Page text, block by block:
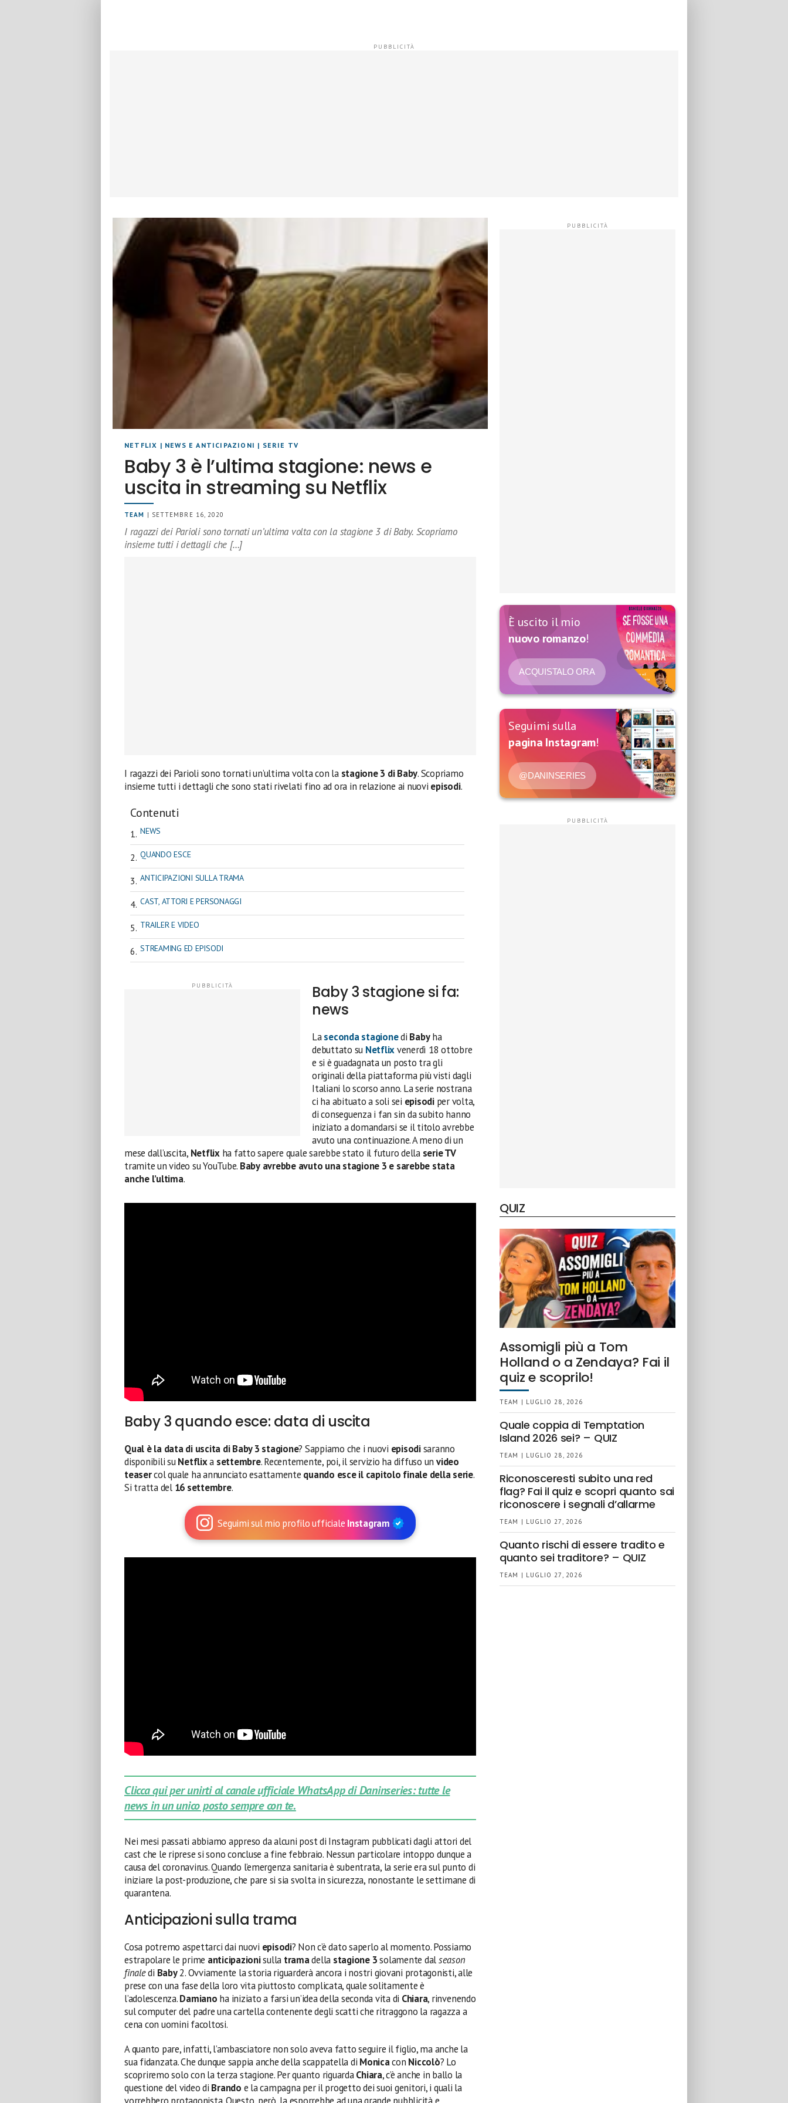
NETFLIX | NEWS E ANTICIPAZIONI | SERIE TV
Baby 3 è l’ultima stagione: news e
uscita in streaming su Netflix
TEAM | SETTEMBRE 16, 2020
I ragazzi dei Parioli sono tornati un’ultima volta con la stagione 3 di Baby. Scopriamo
insieme tutti i dettagli che […]
I ragazzi dei Parioli sono tornati un’ultima volta con la stagione 3 di Baby. Scopriamo
insieme tutti i dettagli che sono stati rivelati fino ad ora in relazione ai nuovi episodi.
Contenuti
NEWS
QUANDO ESCE
ANTICIPAZIONI SULLA TRAMA
CAST, ATTORI E PERSONAGGI
TRAILER E VIDEO
STREAMING ED EPISODI
Baby 3 stagione si fa:
news
Laseconda stagionedi Babyha
debuttato su Netflixvenerdì 18 ottobre
e si è guadagnata un posto tra gli
originali della piattaforma più visti dagli
Italiani lo scorso anno. La serie nostrana
ci ha abituato a soli sei episodiper volta,
di conseguenza i fan sin da subito hanno
iniziato a domandarsi se il titolo avrebbe
avuto una continuazione. A meno di un
mese dall’uscita, Netflixha fatto sapere quale sarebbe stato il futuro della serie TV
tramite un video su YouTube. Baby avrebbe avuto una stagione 3 e sarebbe stata
anche l’ultima.
Baby 3 quando esce: data di uscita
Qual è la data di uscita di Baby 3 stagione? Sappiamo che i nuovi episodisaranno
disponibili suNetflixa settembre. Recentemente, poi, il servizio ha diffuso un video
teasercol quale ha annunciato esattamente quando esce il capitolo finale della serie.
Si tratta del 16 settembre.
Seguimi sul mio profilo ufficiale Instagram
Clicca qui per unirti al canale ufficiale WhatsApp di Daninseries: tutte le
news in un unico posto sempre con te.
Nei mesi passati abbiamo appreso da alcuni post di Instagram pubblicati dagli attori del
cast che le riprese si sono concluse a fine febbraio. Nessun particolare intoppo dunque a
causa del coronavirus. Quando l’emergenza sanitaria è subentrata, la serie era sul punto di
iniziare la post-produzione, che pare si sia svolta in sicurezza, nonostante le settimane di
quarantena.
Anticipazioni sulla trama
Cosa potremo aspettarci dai nuovi episodi? Non c’è dato saperlo al momento. Possiamo
estrapolare le prime anticipazionisulla tramadella stagione 3solamente dalseason
finaledi Baby2. Ovviamente la storia riguarderà ancora i nostri giovani protagonisti, alle
prese con una fase della loro vita piuttosto complicata, quale solitamente è
l’adolescenza.Damiano ha iniziato a farsi un’idea della seconda vita di Chiara, rinvenendo
sul computer del padre una cartella contenente degli scatti che ritraggono la ragazza a
cena con uomini facoltosi.
A quanto pare, infatti, l’ambasciatore non solo aveva fatto seguire il figlio, ma anche la
sua fidanzata. Che dunque sappia anche della scappatella di Monicacon Niccolò? Lo
scopriremo solo con la terza stagione. Per quanto riguardaChiara, c’è anche in ballo la
questione del video di Brando e la campagna per il progetto dei suoi genitori, i quali la
È uscito il mio
nuovo romanzo!
ACQUISTALO ORA
Seguimi sulla
pagina Instagram!
@DANINSERIES
QUIZ
Assomigli più a Tom
Holland o a Zendaya? Fai il
quiz e scoprilo!
TEAM | LUGLIO 28, 2026
Quale coppia di Temptation
Island 2026 sei? – QUIZ
TEAM | LUGLIO 28, 2026
Riconosceresti subito una red
flag? Fai il quiz e scopri quanto sai
riconoscere i segnali d’allarme
TEAM | LUGLIO 27, 2026
Quanto rischi di essere tradito e
quanto sei traditore? – QUIZ
TEAM | LUGLIO 27, 2026